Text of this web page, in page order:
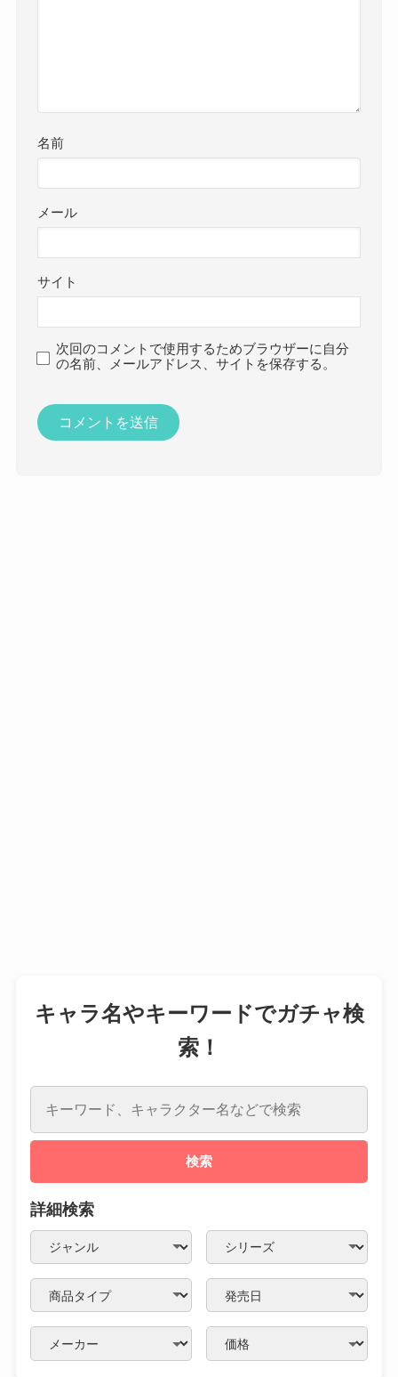
名前
メール
サイト
次回のコメントで使用するためブラウザーに自分
の名前、メールアドレス、サイトを保存する。
キャラ名やキーワードでガチャ検
索！
検索
詳細検索